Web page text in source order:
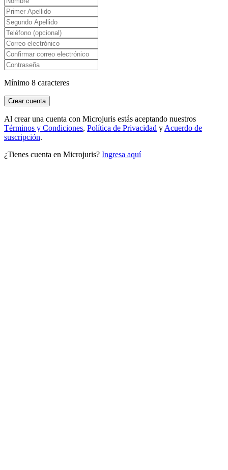
Mínimo 8 caracteres
Crear cuenta
Al crear una cuenta con Microjuris estás aceptando nuestros
Términos y Condiciones, Política de Privacidad y Acuerdo de
suscripción.
¿Tienes cuenta en Microjuris? Ingresa aquí